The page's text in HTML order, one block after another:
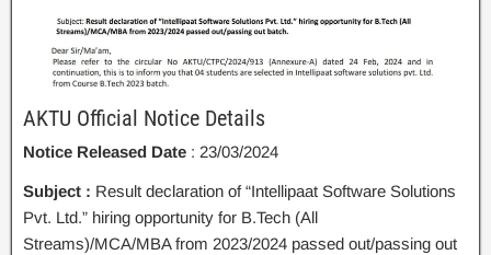
AKTU Official Notice Details
Notice Released Date : 23/03/2024
Subject : Result declaration of “Intellipaat Software Solutions
Pvt. Ltd.” hiring opportunity for B.Tech (All
Streams)/MCA/MBA from 2023/2024 passed out/passing out